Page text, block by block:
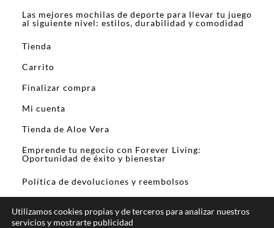
Las mejores mochilas de deporte para llevar tu juego
al siguiente nivel: estilos, durabilidad y comodidad
Tienda
Carrito
Finalizar compra
Mi cuenta
Tienda de Aloe Vera
Emprende tu negocio con Forever Living:
Oportunidad de éxito y bienestar
Política de devoluciones y reembolsos
Utilizamos cookies propias y de terceros para analizar nuestros
servicios y mostrarte publicidad